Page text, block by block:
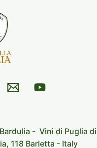
- Vini di Puglia di
118 Barletta - Italy